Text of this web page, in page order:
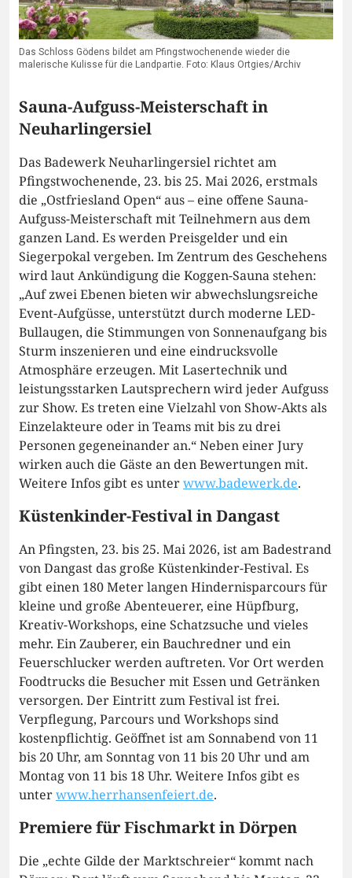
Das Schloss Gödens bildet am Pfingstwochenende wieder die
malerische Kulisse für die Landpartie. Foto: Klaus Ortgies/Archiv
Sauna-Aufguss-Meisterschaft in
Neuharlingersiel
Das Badewerk Neuharlingersiel richtet am
Pfingstwochenende, 23. bis 25. Mai 2026, erstmals
die „Ostfriesland Open“ aus – eine offene Sauna-
Aufguss-Meisterschaft mit Teilnehmern aus dem
ganzen Land. Es werden Preisgelder und ein
Siegerpokal vergeben. Im Zentrum des Geschehens
wird laut Ankündigung die Koggen-Sauna stehen:
„Auf zwei Ebenen bieten wir abwechslungsreiche
Event-Aufgüsse, unterstützt durch moderne LED-
Bullaugen, die Stimmungen von Sonnenaufgang bis
Sturm inszenieren und eine eindrucksvolle
Atmosphäre erzeugen. Mit Lasertechnik und
leistungsstarken Lautsprechern wird jeder Aufguss
zur Show. Es treten eine Vielzahl von Show-Akts als
Einzelakteure oder in Teams mit bis zu drei
Personen gegeneinander an.“ Neben einer Jury
wirken auch die Gäste an den Bewertungen mit.
Weitere Infos gibt es unterwww.badewerk.de.
Küstenkinder-Festival in Dangast
An Pfingsten, 23. bis 25. Mai 2026, ist am Badestrand
von Dangast das große Küstenkinder-Festival. Es
gibt einen 180 Meter langen Hindernisparcours für
kleine und große Abenteuerer, eine Hüpfburg,
Kreativ-Workshops, eine Schatzsuche und vieles
mehr. Ein Zauberer, ein Bauchredner und ein
Feuerschlucker werden auftreten. Vor Ort werden
Foodtrucks die Besucher mit Essen und Getränken
versorgen. Der Eintritt zum Festival ist frei.
Verpflegung, Parcours und Workshops sind
kostenpflichtig. Geöffnet ist am Sonnabend von 11
bis 20 Uhr, am Sonntag von 11 bis 20 Uhr und am
Montag von 11 bis 18 Uhr. Weitere Infos gibt es
unterwww.herrhansenfeiert.de.
Premiere für Fischmarkt in Dörpen
Die „echte Gilde der Marktschreier“ kommt nach